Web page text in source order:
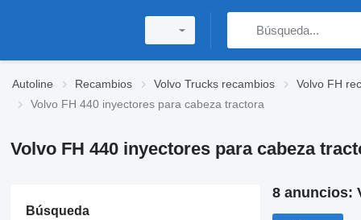
Autoline Recambios Volvo Trucks recambios Volvo FH
Volvo FH 440 inyectores para cabeza tractora
Volvo FH 440 inyectores para cabeza
Búsqueda
8 anuncios: